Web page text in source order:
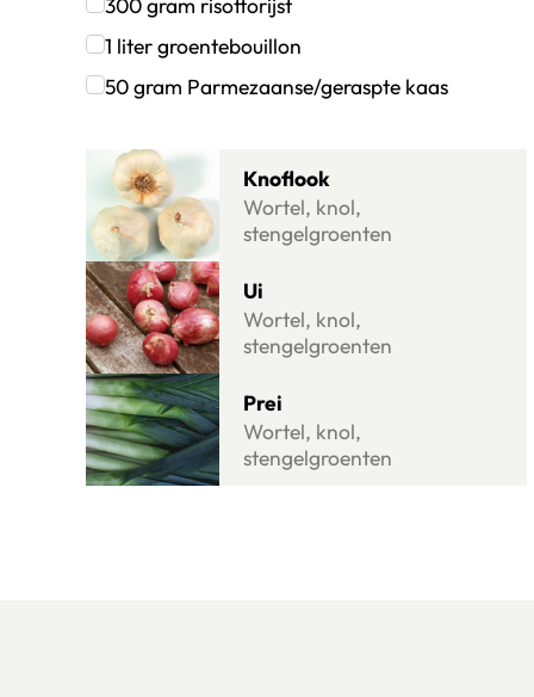
300gram risottorijst
Klik om dit selectievakje aan te vinken
1 litergroentebouillon
Klik om dit selectievakje aan te vinken
50gram Parmezaanse/geraspte kaas
Knoflook
Wortel, knol,
stengelgroenten
Lees meer over Knoflook
Ui
Wortel, knol,
stengelgroenten
Lees meer over Ui
Prei
Wortel, knol,
stengelgroenten
Lees meer over Prei